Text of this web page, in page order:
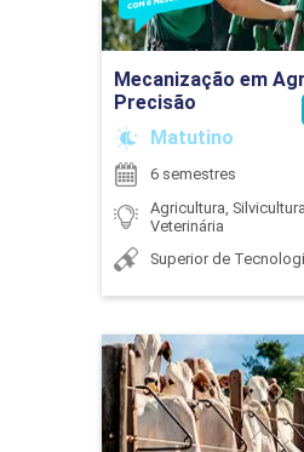
225
ESTRUTURAS E
ZOOTÉCNICAS
45
Mecanização em
Precisão
Matutino
6 semestres
Agricultura,
Veterinária
Superior de
Ir para
Detalhes